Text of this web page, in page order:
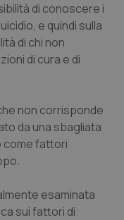
di conoscere i
e quindi sulla
di chi non
di cura e di
non corrisponde
da una sbagliata
come fattori
esaminata
sui fattori di